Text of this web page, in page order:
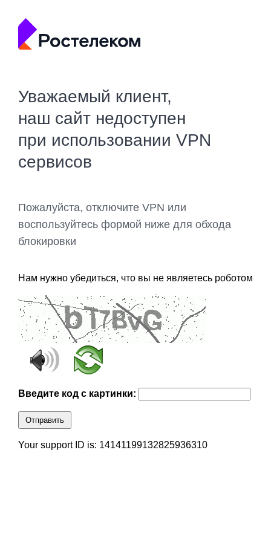
Уважаемый клиент,
наш сайт недоступен
при использовании VPN
сервисов
Пожалуйста, отключите VPN или
воспользуйтесь формой ниже для обхода
блокировки
Нам нужно убедиться, что вы не являетесь роботом
Введите код с картинки:
Отправить
Your support ID is: 14141199132825936310